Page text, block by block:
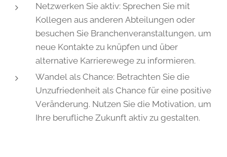
Netzwerken Sie aktiv: Sprechen Sie mit
Kollegen aus anderen Abteilungen oder
besuchen Sie Branchenveranstaltungen, um
neue Kontakte zu knüpfen und über
alternative Karrierewege zu informieren.
Wandel als Chance: Betrachten Sie die
Unzufriedenheit als Chance für eine positive
Veränderung. Nutzen Sie die Motivation, um
Ihre berufliche Zukunft aktiv zu gestalten.